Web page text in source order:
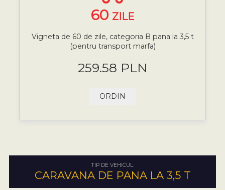
60 ZILE
Vigneta de 60 de zile, categoria B pana la 3,5 t
(pentru transport marfa)
259.58 PLN
ORDIN
TIP DE VEHICUL:
CARAVANA DE PANA LA 3,5 T